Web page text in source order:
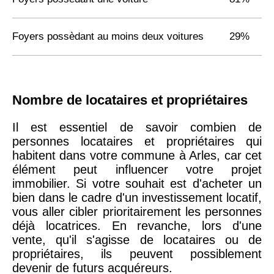
Foyers possèdant au moins deux voitures 29%
Nombre de locataires et propriétaires
Il est essentiel de savoir combien de
personnes locataires et propriétaires qui
habitent dans votre commune à Arles, car cet
élément peut influencer votre projet
immobilier. Si votre souhait est d'acheter un
bien dans le cadre d'un investissement locatif,
vous aller cibler prioritairement les personnes
déjà locatrices. En revanche, lors d'une
vente, qu'il s'agisse de locataires ou de
propriétaires, ils peuvent possiblement
devenir de futurs acquéreurs.